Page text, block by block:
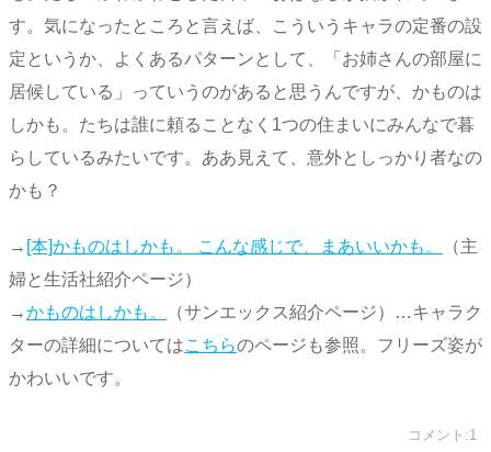
す。気になったところと言えば、こういうキャラの定番の設
定というか、よくあるパターンとして、「お姉さんの部屋に
居候している」っていうのがあると思うんですが、かものは
しかも。たちは誰に頼ることなく1つの住まいにみんなで暮
らしているみたいです。ああ見えて、意外としっかり者なの
かも？
→ [本]かものはしかも。 こんな感じで、まあいいかも。
（主
婦と生活社紹介ページ）
→かものはしかも。
（サンエックス紹介ページ）…キャラク
ターの詳細についてはこちらのページも参照。フリーズ姿が
かわいいです。
コメント:1